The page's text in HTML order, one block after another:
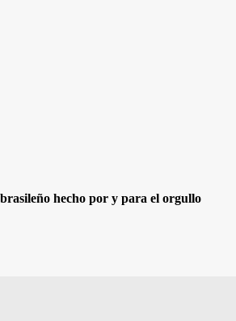
hecho por y para el orgullo